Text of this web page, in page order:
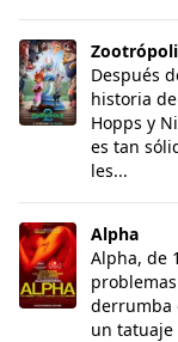
Zootrópolis 2
Después
historia
Hopps y
es tan
les...
Alpha
Alpha
Alpha, de
derrumba
un tatuaje